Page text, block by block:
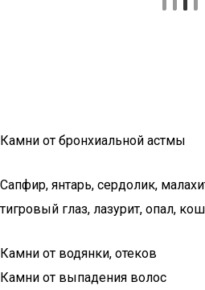
Камни от бронхиальной астмы
Сапфир, янтарь, сердолик,
тигровый глаз, лазурит, опал,
Камни от водянки, отеков
Камни от выпадения волос